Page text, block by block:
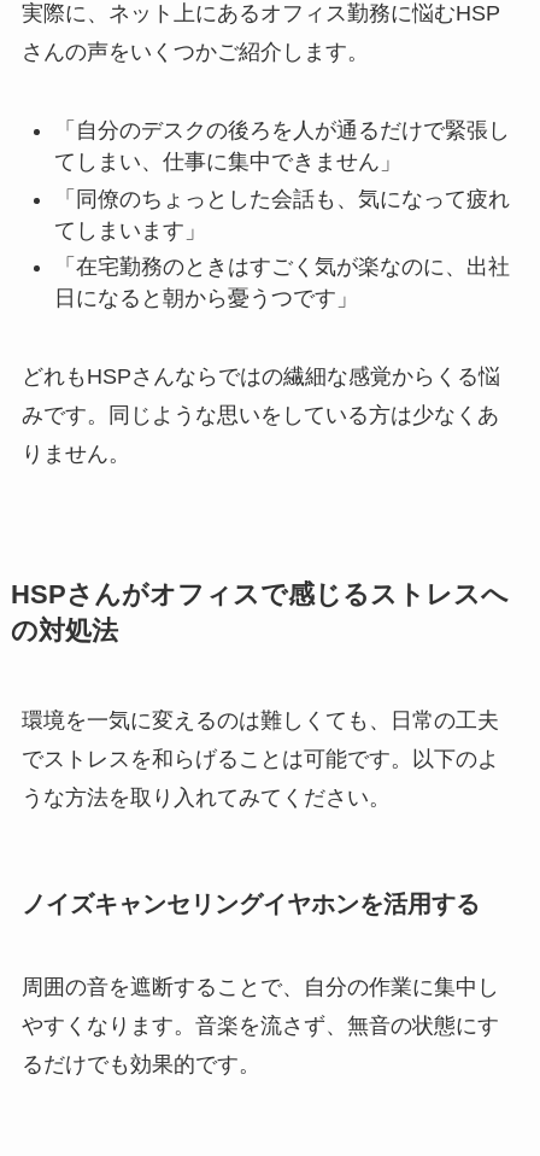
実際に、ネット上にあるオフィス勤務に悩むHSP
さんの声をいくつかご紹介します。
「自分のデスクの後ろを人が通るだけで緊張し
てしまい、仕事に集中できません」
「同僚のちょっとした会話も、気になって疲れ
てしまいます」
「在宅勤務のときはすごく気が楽なのに、出社
日になると朝から憂うつです」
どれもHSPさんならではの繊細な感覚からくる悩
みです。同じような思いをしている方は少なくあ
りません。
HSPさんがオフィスで感じるストレスへ
の対処法
環境を一気に変えるのは難しくても、日常の工夫
でストレスを和らげることは可能です。以下のよ
うな方法を取り入れてみてください。
ノイズキャンセリングイヤホンを活用する
周囲の音を遮断することで、自分の作業に集中し
やすくなります。音楽を流さず、無音の状態にす
るだけでも効果的です。